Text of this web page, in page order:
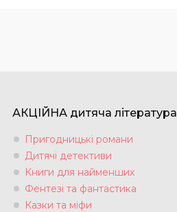
АКЦІЙНА дитяча література
Пригодницькі романи
Дитячі детективи
Книги для найменших
Фентезі та фантастика
Казки та міфи